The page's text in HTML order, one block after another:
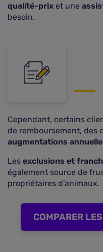
qualité-prix et une
besoin.
Cependant, certains
de remboursement, des
augmentations
Les exclusions et
également source de
propriétaires d'animaux.
COMPARER